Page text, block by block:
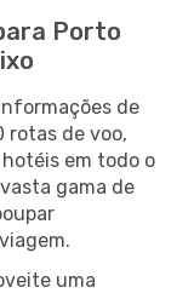
Porto
de
rotas de voo,
em todo o
gama de
uma